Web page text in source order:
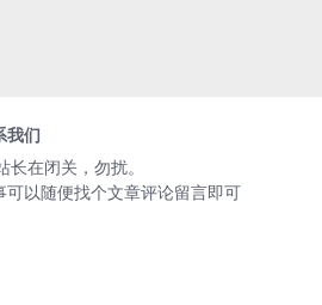
我们
在闭关，勿扰。
可以随便找个文章评论留言即可